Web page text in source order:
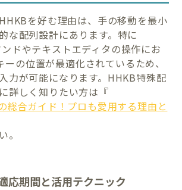
を好む理由は、手の移動を最小
な配列設計にあります。特に
ドやテキストエディタの操作にお
の位置が最適化されているため、
力が可能になります。HHKB特殊配
詳しく知りたい方は『
総合ガイド！プロも愛用する理由と
。
応期間と活用テクニック